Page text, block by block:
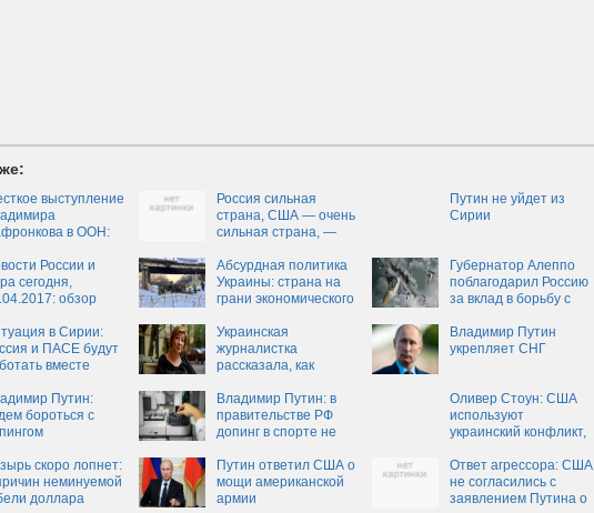
выступление
в ООН:
Россию!
Россия сильная
страна, США — очень
сильная страна, —
Путин не уйдет из
Сирии
России и
сегодня,
обзор
новости
и мира на
3 апреля
Абсурдная политика
Украины: страна на
грани экономического
Губернатор Алеппо
поблагодарил Россию
за вклад в борьбу с
в Сирии:
и ПАСЕ будут
вместе
Украинская
журналистка
рассказала, как
обменяет Крым на еду
Владимир Путин
укрепляет СНГ
Путин:
бороться с
Владимир Путин: в
правительстве РФ
допинг в спорте не
Оливер Стоун: США
используют
украинский конфликт,
Россию и сохранить
НАТО
скоро лопнет:
неминуемой
доллара
Путин ответил США о
мощи американской
армии
Ответ агрессора: США
не согласились с
заявлением Путина о